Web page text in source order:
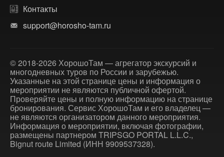
Контакты
support@horosho-tam.ru
© 2018-2026 ХорошоТам — агрегатор экскурсий и
многодневных туров по России и зарубежью.
Указанные на этой странице цены и информация о
мероприятии не являются публичной офертой.
Проверяйте цены и полную информацию на странице
бронирования. Сервис ХорошоТам и его владелец —
не являются организатором данного мероприятия.
Информация о мероприятии, включая фотографии,
размещены партнером TRIPSGO PORTAL L.L.C.,
Bignut route Limited (ИНН 9909537328).